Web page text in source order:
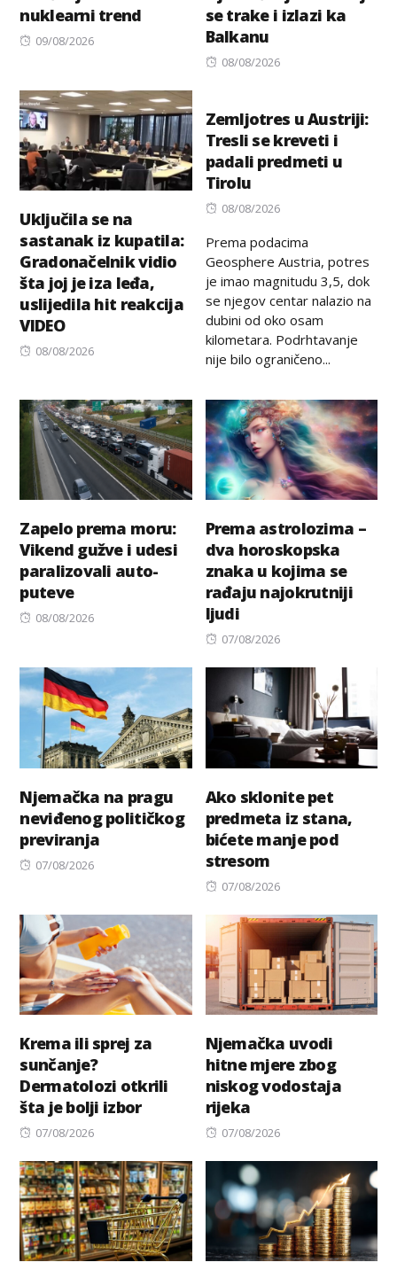
nuklearni trend
Posted
09/08/2026
se trake i izlazi ka
Balkanu
Posted
08/08/2026
Uključila se na
sastanak iz kupatila:
Gradonačelnik vidio
šta joj je iza leđa,
uslijedila hit reakcija
VIDEO
Posted
08/08/2026
Zemljotres u Austriji:
Tresli se kreveti i
padali predmeti u
Tirolu
Posted
08/08/2026
Prema podacima
Geosphere Austria, potres
je imao magnitudu 3,5, dok
se njegov centar nalazio na
dubini od oko osam
kilometara. Podrhtavanje
nije bilo ograničeno...
Zapelo prema moru:
Vikend gužve i udesi
paralizovali auto-
puteve
Posted
08/08/2026
Prema astrolozima –
dva horoskopska
znaka u kojima se
rađaju najokrutniji
ljudi
Posted
07/08/2026
Njemačka na pragu
neviđenog političkog
previranja
Posted
07/08/2026
Ako sklonite pet
predmeta iz stana,
bićete manje pod
stresom
Posted
07/08/2026
Krema ili sprej za
sunčanje?
Dermatolozi otkrili
šta je bolji izbor
Posted
07/08/2026
Njemačka uvodi
hitne mjere zbog
niskog vodostaja
rijeka
Posted
07/08/2026